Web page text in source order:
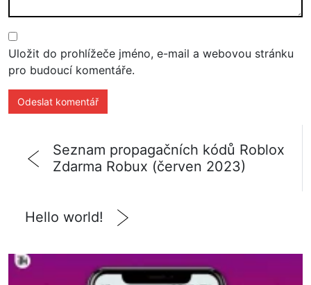
Uložit do prohlížeče jméno, e-mail a webovou stránku
pro budoucí komentáře.
Seznam propagačních kódů Roblox
Zdarma Robux (červen 2023)
Hello world!